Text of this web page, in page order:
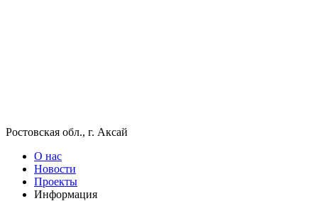
Ростовская обл., г. Аксай
О нас
Новости
Проекты
Информация